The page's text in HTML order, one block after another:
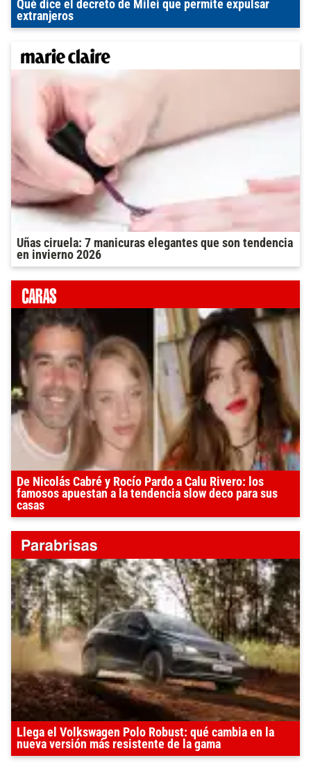
Qué dice el decreto de Milei que permite expulsar
extranjeros
Uñas ciruela: 7 manicuras elegantes que son tendencia
en invierno 2026
De Nicolás Cabré y Rocío Pardo a Calu Rivero: los
famosos apuestan a la tendencia slow deco para sus
casas
Llega el Volkswagen Polo Robust: qué cambia en la
nueva versión más resistente de la gama